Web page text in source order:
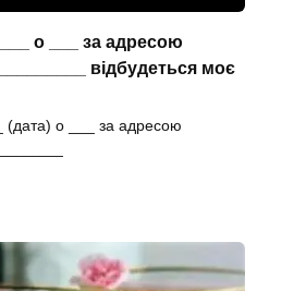
о ___ за адресою
відбудеться моє
(дата) о ___ за адресою